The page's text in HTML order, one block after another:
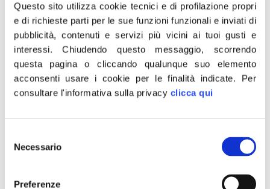
Questo sito utilizza cookie tecnici e di profilazione propri
e di richieste parti per le sue funzioni funzionali e inviati di
pubblicità, contenuti e servizi più vicini ai tuoi gusti e
interessi.Chiudendo questo messaggio, scorrendo
questa pagina o cliccando qualunque suo elemento
acconsenti usare i cookie per le finalità indicate. Per
consultare l'informativa sulla privacy clicca qui
delNecessario
Preferenze
Per questi motivi, già durante la scorsa
settimana, ci siamo riuniti a Roma tra
parlamentari meridionali di maggioranza ed
opposizione, stilando una serie di
emendamenti comuni a difesa degli esclusivi
interessi del Sud, da emendare all’interno
dichiarato in una nota dal Parlamentare di
Marcello Taglialatela.